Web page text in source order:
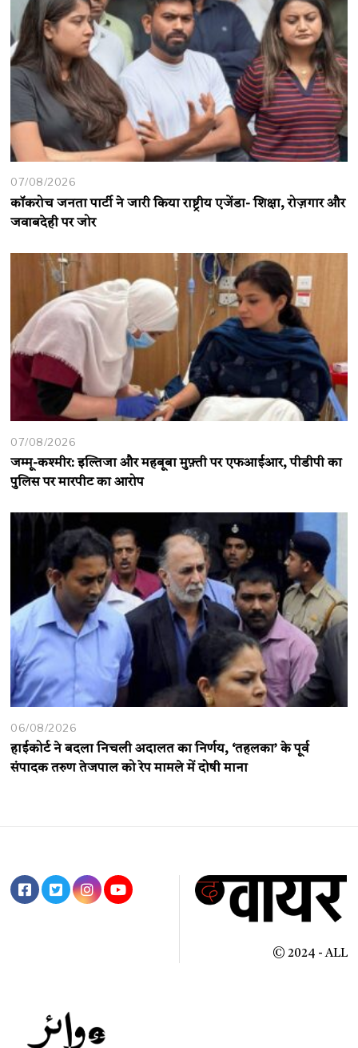
07/08/2026
कॉकरोच जनता पार्टी ने जारी किया राष्ट्रीय एजेंडा- शिक्षा, रोज़गार और
जवाबदेही पर जोर
07/08/2026
जम्मू-कश्मीर: इल्तिजा और महबूबा मुफ़्ती पर एफआईआर, पीडीपी का
पुलिस पर मारपीट का आरोप
06/08/2026
हाईकोर्ट ने बदला निचली अदालत का निर्णय, ‘तहलका’ के पूर्व
संपादक तरुण तेजपाल को रेप मामले में दोषी माना
© 2024 - ALL